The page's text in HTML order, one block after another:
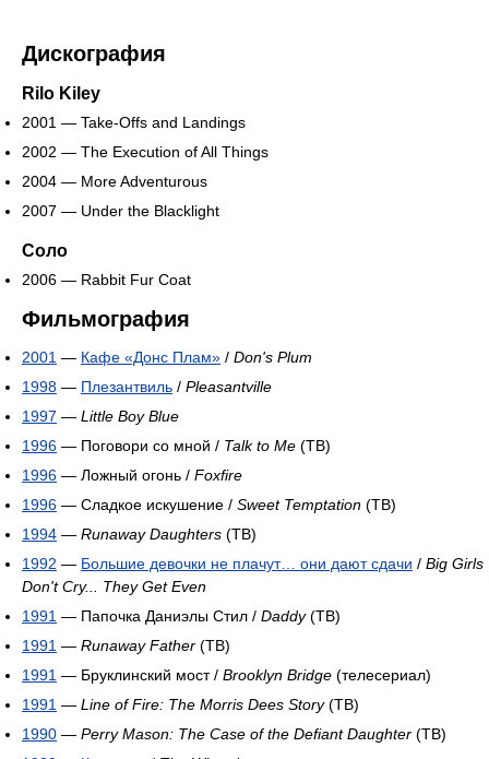
Дискография
Rilo Kiley
2001 — Take-Offs and Landings
2002 — The Execution of All Things
2004 — More Adventurous
2007 — Under the Blacklight
Соло
2006 — Rabbit Fur Coat
Фильмография
2001 — Кафе «Донс Плам» / Don's Plum
1998 — Плезантвиль / Pleasantville
1997 — Little Boy Blue
1996 — Поговори со мной / Talk to Me (ТВ)
1996 — Ложный огонь / Foxfire
1996 — Сладкое искушение / Sweet Temptation (ТВ)
1994 — Runaway Daughters (ТВ)
1992 — Большие девочки не плачут… они дают сдачи / Big Girls
Don't Cry... They Get Even
1991 — Папочка Даниэлы Стил / Daddy(ТВ)
1991 — Runaway Father (ТВ)
1991 — Бруклинский мост / Brooklyn Bridge (телесериал)
1991 — Line of Fire: The Morris Dees Story(ТВ)
1990 — Perry Mason: The Case of the Defiant Daughter (ТВ)